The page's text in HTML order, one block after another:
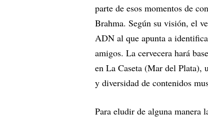
parte de esos momentos de
Brahma. Según su visión, el
ADN al que apunta a
amigos. La cervecera hará
en La Caseta (Mar del Plata),
y diversidad de contenidos
Para eludir de alguna manera